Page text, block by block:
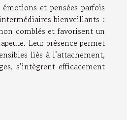
et pensées parfois
bienveillants :
comblés et favorisent un
Leur présence permet
liés à l’attachement,
s’intègrent efficacement